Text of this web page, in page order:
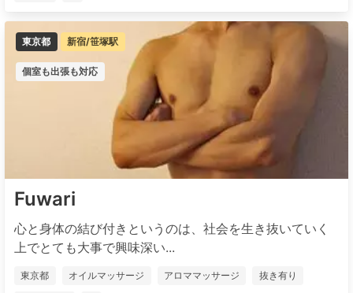
東京都 新宿/笹塚駅
個室も出張も対応
Fuwari
心と身体の結び付きというのは、社会を生き抜いていく
上でとても大事で興味深い...
東京都 オイルマッサージ アロママッサージ 抜き有り